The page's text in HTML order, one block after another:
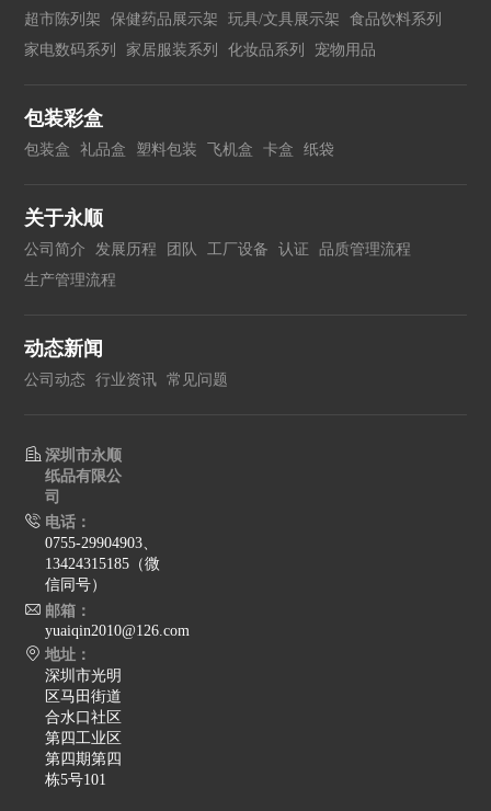
超市陈列架 保健药品展示架 玩具/文具展示架
食品饮料系列
家电数码系列
家居服装系列 化妆品系列 宠物用品
包装彩盒
包装盒 礼品盒 塑料包装 飞机盒 卡盒 纸袋
关于永顺
公司简介 发展历程 团队 工厂设备 认证
品质管理流程
生产管理流程
动态新闻
公司动态 行业资讯 常见问题
深圳市永顺
纸品有限公
司
电话：
0755-29904903、
13424315185（微
信同号）
邮箱：
yuaiqin2010@126.com
地址：
深圳市光明
区马田街道
合水口社区
第四工业区
第四期第四
栋5号101